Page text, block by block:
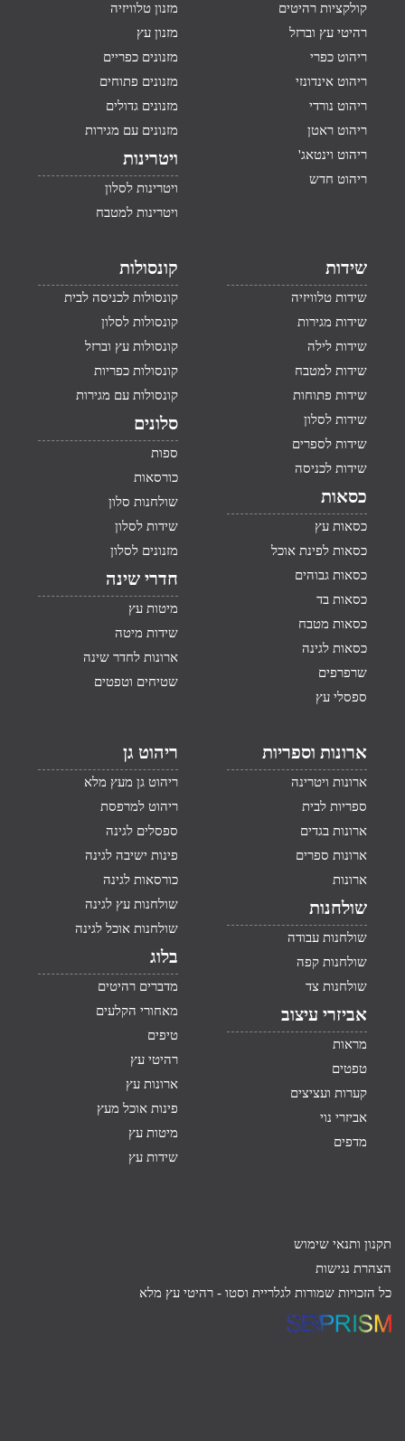
קולקציות רהיטים
רהיטי עץ וברזל
ריהוט כפרי
ריהוט אינדונזי
ריהוט נורדי
ריהוט ראטן
ריהוט וינטאג'
ריהוט חדש
מזנון טלוויזיה
מזנון עץ
מזנונים כפריים
מזנונים פתוחים
מזנונים גדולים
מזנונים עם מגירות
ויטרינות
ויטרינות לסלון
ויטרינות למטבח
שידות
שידות טלוויזיה
שידות מגירות
שידות לילה
שידות למטבח
שידות פתוחות
שידות לסלון
שידות לספרים
שידות לכניסה
כסאות
כסאות עץ
כסאות לפינת אוכל
כסאות גבוהים
כסאות בד
כסאות מטבח
כסאות לגינה
שרפרפים
ספסלי עץ
קונסולות
קונסולות לכניסה לבית
קונסולות לסלון
קונסולות עץ וברזל
קונסולות כפריות
קונסולות עם מגירות
סלונים
ספות
כורסאות
שולחנות סלון
שידות לסלון
מזנונים לסלון
חדרי שינה
מיטות עץ
שידות מיטה
ארונות לחדר שינה
שטיחים וטפטים
ארונות וספריות
ארונות ויטרינה
ספריות לבית
ארונות בגדים
ארונות ספרים
ארונות
שולחנות
שולחנות עבודה
שולחנות קפה
שולחנות צד
אביזרי עיצוב
מראות
טפטים
קערות ועציצים
אביזרי נוי
מדפים
ריהוט גן
ריהוט גן מעץ מלא
ריהוט למרפסת
ספסלים לגינה
פינות ישיבה לגינה
כורסאות לגינה
שולחנות עץ לגינה
שולחנות אוכל לגינה
בלוג
מדברים רהיטים
מאחורי הקלעים
טיפים
רהיטי עץ
ארונות עץ
פינות אוכל מעץ
מיטות עץ
שידות עץ
תקנון ותנאי שימוש
הצהרת נגישות
כל הזכויות שמורות לגלריית וסטו - רהיטי עץ מלא